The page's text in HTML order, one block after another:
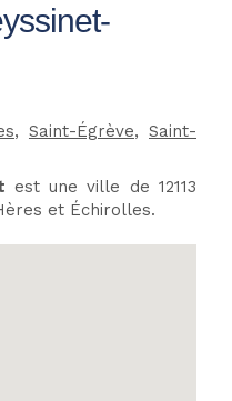
, Saint-Égrève, Saint-
est une ville de 12113
et Échirolles.